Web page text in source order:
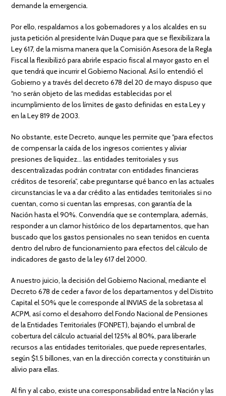
demande la emergencia.
Por ello, respaldamos a los gobernadores y a los alcaldes en su
justa petición al presidente Iván Duque para que se flexibilizara la
Ley 617, de la misma manera que la Comisión Asesora de la Regla
Fiscal la flexibilizó para abrirle espacio fiscal al mayor gasto en el
que tendrá que incurrir el Gobierno Nacional. Así lo entendió el
Gobierno y a través del decreto 678 del 20 de mayo dispuso que
“no serán objeto de las medidas establecidas por el
incumplimiento de los límites de gasto definidas en esta Ley y
en la Ley 819 de 2003.
No obstante, este Decreto, aunque les permite que “para efectos
de compensar la caída de los ingresos corrientes y aliviar
presiones de liquidez… las entidades territoriales y sus
descentralizadas podrán contratar con entidades financieras
créditos de tesorería”, cabe preguntarse qué banco en las actuales
circunstancias le va a dar crédito a las entidades territoriales si no
cuentan, como si cuentan las empresas, con garantía de la
Nación hasta el 90%. Convendría que se contemplara, además,
responder a un clamor histórico de los departamentos, que han
buscado que los gastos pensionales no sean tenidos en cuenta
dentro del rubro de funcionamiento para efectos del cálculo de
indicadores de gasto de la ley 617 del 2000.
A nuestro juicio, la decisión del Gobierno Nacional, mediante el
Decreto 678 de ceder a favor de los departamentos y del Distrito
Capital el 50% que le corresponde al INVIAS de la sobretasa al
ACPM, así como el desahorro del Fondo Nacional de Pensiones
de la Entidades Territoriales (FONPET), bajando el umbral de
cobertura del cálculo actuarial del 125% al 80%, para liberarle
recursos a las entidades territoriales, que puede representarles,
según $1.5 billones, van en la dirección correcta y constituirán un
alivio para ellas.
Al fin y al cabo, existe una corresponsabilidad entre la Nación y las